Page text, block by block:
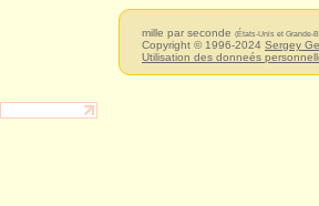
mille par seconde (États-Unis et Grande-
Copyright © 1996-2024 Sergey
Utilisation des donneés